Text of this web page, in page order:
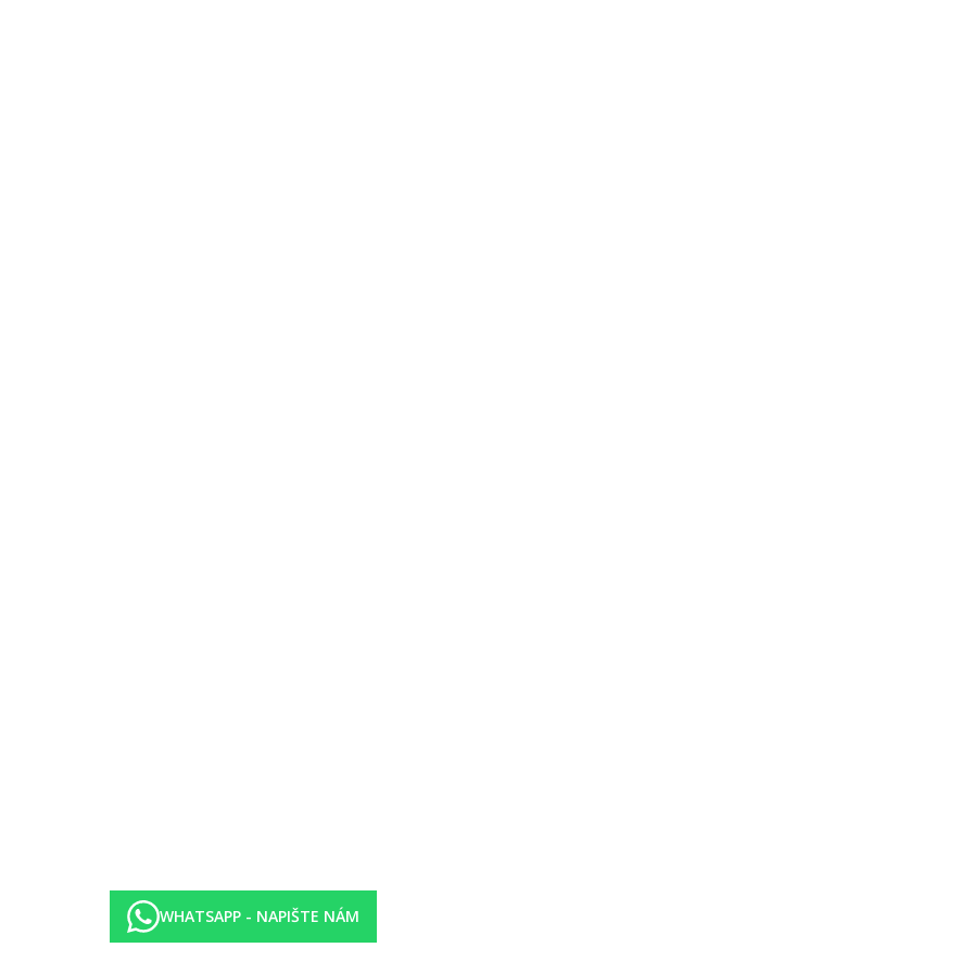
a bary 400 m od hotelu. Možnost drobných nákupů v bezprostřední blízkosti hotelu. Hlavní město Zakynthos cca 6 km (spojení
m. Letiště Zakynthos je vzdáleno 10 km od hotelu.
bazén, bar u bazénu, terasa s lehátky a slunečníky zdarma.
TV/sat., Nespresso kávovar, balkon nebo terasa, výhled bazén
uvedené vybavení)
za poplatek.
WHATSAPP - NAPIŠTE NÁM